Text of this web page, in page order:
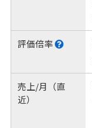
評価倍率
売上/月（直
近）